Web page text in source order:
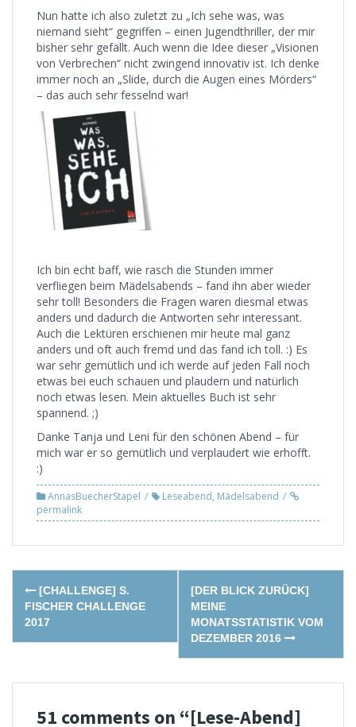
Nun hatte ich also zuletzt zu „Ich sehe was, was
niemand sieht“ gegriffen – einen Jugendthriller, der mir
bisher sehr gefällt. Auch wenn die Idee dieser „Visionen
von Verbrechen“ nicht zwingend innovativ ist. Ich denke
immer noch an „Slide, durch die Augen eines Mörders“
– das auch sehr fesselnd war!
Ich bin echt baff, wie rasch die Stunden immer
verfliegen beim Mädelsabends – fand ihn aber wieder
sehr toll! Besonders die Fragen waren diesmal etwas
anders und dadurch die Antworten sehr interessant.
Auch die Lektüren erschienen mir heute mal ganz
anders und oft auch fremd und das fand ich toll. :) Es
war sehr gemütlich und ich werde auf jeden Fall noch
etwas bei euch schauen und plaudern und natürlich
noch etwas lesen. Mein aktuelles Buch ist sehr
spannend. ;)
Danke Tanja und Leni für den schönen Abend – für
mich war er so gemütlich und verplaudert wie erhofft.
:)
AnnasBuecherStapel Leseabend, Mädelsabend
permalink
Post
navigation
[CHALLENGE] S.
FISCHER CHALLENGE
2017
[DER BLICK ZURÜCK]
MEINE
MONATSSTATISTIK VOM
DEZEMBER 2016
51 comments on “[Lese-Abend]